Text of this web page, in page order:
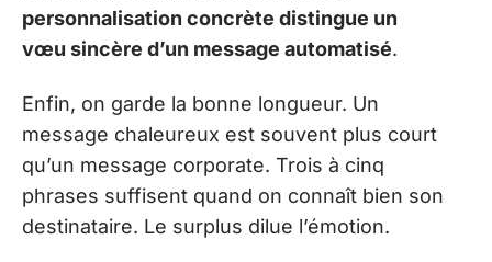
personnalisation concrète distingue un
vœu sincère d’un message automatisé.
Enfin, on garde la bonne longueur. Un
message chaleureux est souvent plus court
qu’un message corporate. Trois à cinq
phrases suffisent quand on connaît bien son
destinataire. Le surplus dilue l’émotion.